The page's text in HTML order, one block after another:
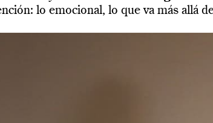
lo emocional, lo que va más allá